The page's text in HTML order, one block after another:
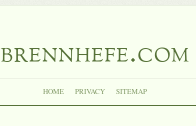
brennhefe.com
HOME PRIVACY SITEMAP